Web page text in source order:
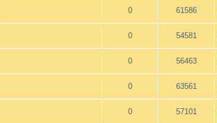
0 61586
0 54581
0 56463
0 63561
0 57101